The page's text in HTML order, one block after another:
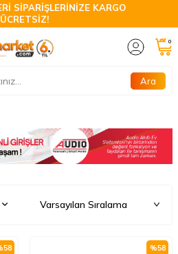
SİPARİŞLERİNİZE KARGO
ÜCRETSİZ!
Ara
0
58 %58